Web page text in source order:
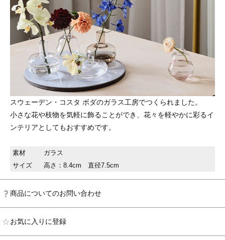
スウェーデン・コスタ ボダのガラス工房でつくられました。
小さな花や枝物を気軽に飾ることができ、花々を軽やかに彩るイ
ンテリアとしてもおすすめです。
素材
ガラス
サイズ
高さ：8.4cm 直径7.5cm
商品についてのお問い合わせ
お気に入りに登録